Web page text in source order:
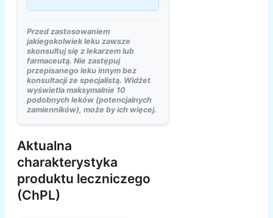
Przed zastosowaniem
jakiegokolwiek leku zawsze
skonsultuj się z lekarzem lub
farmaceutą. Nie zastępuj
przepisanego leku innym bez
konsultacji ze specjalistą. Widżet
wyświetla maksymalnie 10
podobnych leków (potencjalnych
zamienników), może by ich więcej.
Aktualna
charakterystyka
produktu leczniczego
(ChPL)